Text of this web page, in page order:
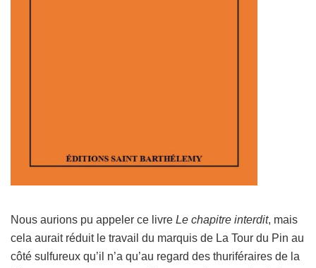
Nous aurions pu appeler ce livre Le chapitre interdit, mais
cela aurait réduit le travail du marquis de La Tour du Pin au
côté sulfureux qu’il n’a qu’au regard des thuriféraires de la